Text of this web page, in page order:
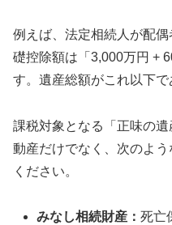
例えば、法定相続人が配
礎控除額は「3,000万円 +
す。遺産総額がこれ以下で
課税対象となる「正味の
動産だけでなく、次のよ
ください。
みなし相続財産：死亡